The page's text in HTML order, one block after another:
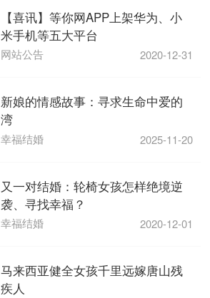
【喜讯】等你网APP上架华为、小
米手机等五大平台
网站公告 2020-12-31
新娘的情感故事：寻求生命中爱的
湾
幸福结婚 2025-11-20
又一对结婚：轮椅女孩怎样绝境逆
袭、寻找幸福？
幸福结婚 2020-12-01
马来西亚健全女孩千里远嫁唐山残
疾人